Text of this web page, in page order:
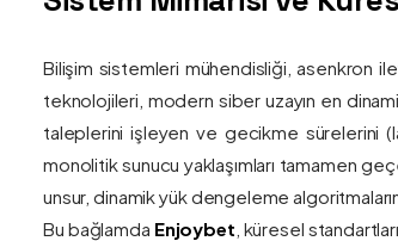
Bilişim sistemleri mühendisliği, asenkron
teknolojileri, modern siber uzayın en
taleplerini işleyen ve gecikme sürelerini
monolitik sunucu yaklaşımları tamamen
unsur, dinamik yük dengeleme
Bu bağlamda Enjoybet , küresel